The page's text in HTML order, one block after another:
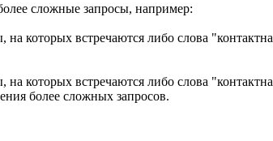
сложные запросы, например:
на которых встречаются либо слова
которых встречаются либо слова
более сложных запросов.